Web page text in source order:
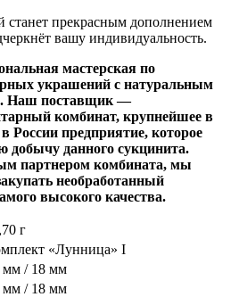
станет прекрасным дополнением
вашу индивидуальность.
мастерская по
украшений с натуральным
Наш поставщик —
комбинат, крупнейшее в
России предприятие, которое
данного сукцинита.
партнером комбината, мы
необработанный
высокого качества.
г
«Лунница» I
мм / 18 мм
мм / 18 мм